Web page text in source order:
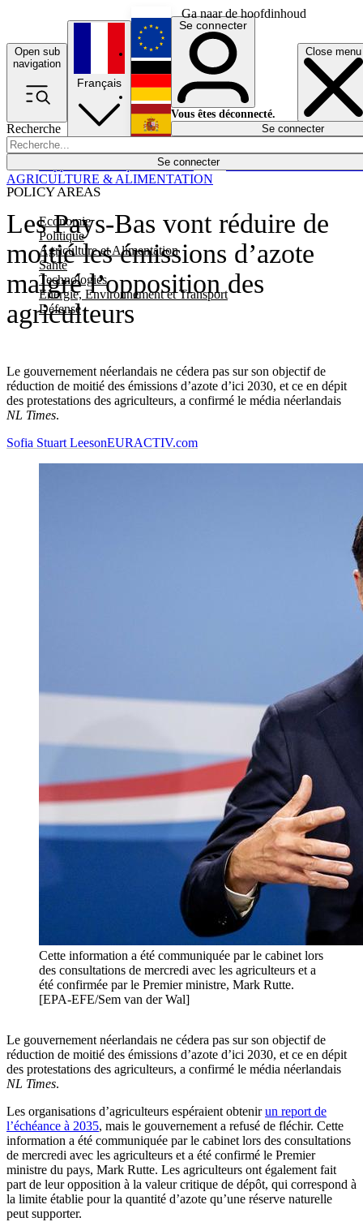
Ga naar de hoofdinhoud
Open sub
navigation
Close menu
Recherche
Se connecter
POLICY AREAS
Economie
Politique
Agriculture et Alimentation
Santé
Technologies
Energie, Environnement et Transport
Défense
Économie
Français
English
Deutsch
Español
Se connecter
Vous êtes déconnecté.
Se connecter
Les Pays-Bas vont réduire de
moitié les émissions d’azote
malgré l’opposition des
agriculteurs
Le gouvernement néerlandais ne cédera pas sur son objectif de
réduction de moitié des émissions d’azote d’ici 2030, et ce en dépit
des protestations des agriculteurs, a confirmé le média néerlandais
NL Times.
AGRICULTURE & ALIMENTATION
Sofia Stuart LeesonEURACTIV.com
Cette information a été communiquée par le cabinet lors
des consultations de mercredi avec les agriculteurs et a
été confirmée par le Premier ministre, Mark Rutte.
[EPA-EFE/Sem van der Wal]
Le gouvernement néerlandais ne cédera pas sur son objectif de
réduction de moitié des émissions d’azote d’ici 2030, et ce en dépit
des protestations des agriculteurs, a confirmé le média néerlandais
NL Times.
Les organisations d’agriculteurs espéraient obtenirun report de
l’échéance à 2035, mais le gouvernement a refusé de fléchir. Cette
information a été communiquée par le cabinet lors des consultations
de mercredi avec les agriculteurs et a été confirmé le Premier
ministre du pays, Mark Rutte. Les agriculteurs ont également fait
part de leur opposition à la valeur critique de dépôt, qui correspond à
la limite établie pour la quantité d’azote qu’une réserve naturelle
peut supporter.